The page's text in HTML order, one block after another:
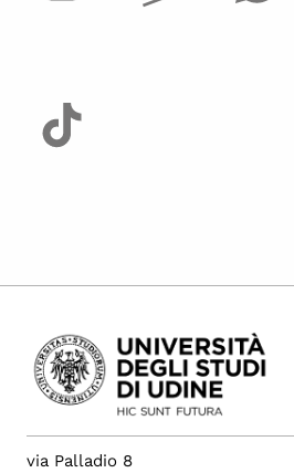
via Palladio 8